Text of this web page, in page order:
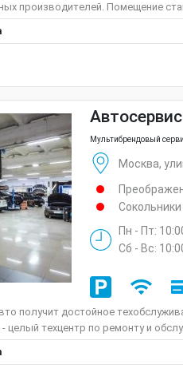
производителей. Помещение
Мультибрендовый
Москва,
Сокольники
Пн - Пт:
Сб - Вс:
получит достойное
целый техцентр по ремонту и